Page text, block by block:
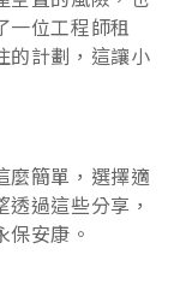
一位工程師租
的計劃，這讓小
麼簡單，選擇適
過這些分享，
安康。